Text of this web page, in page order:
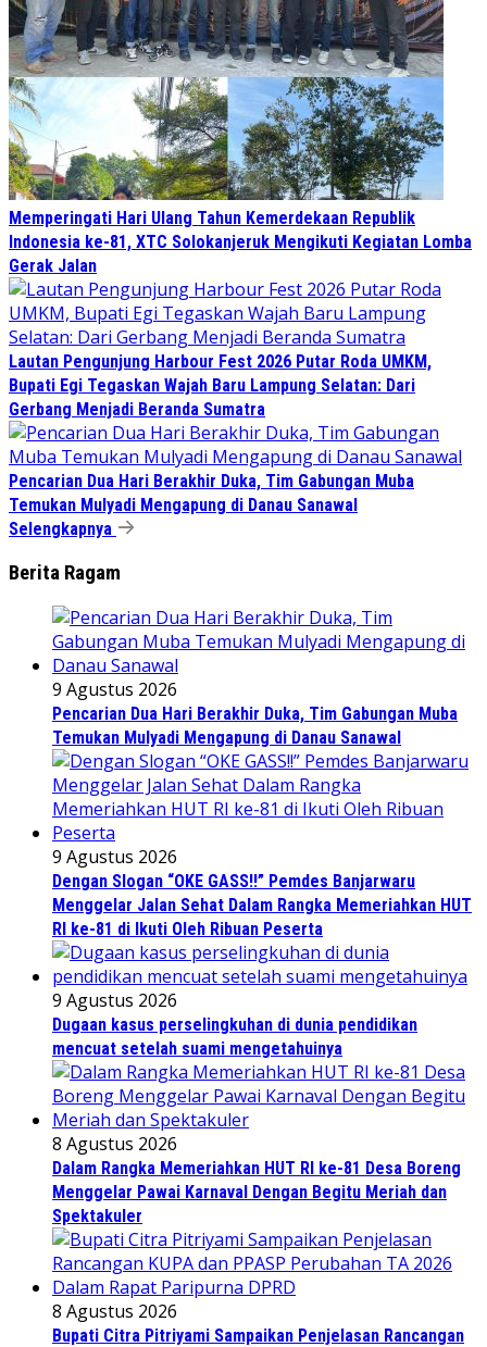
Memperingati Hari Ulang Tahun Kemerdekaan Republik
Indonesia ke-81, XTC Solokanjeruk Mengikuti Kegiatan Lomba
Gerak Jalan
Lautan Pengunjung Harbour Fest 2026 Putar Roda UMKM,
Bupati Egi Tegaskan Wajah Baru Lampung Selatan: Dari
Gerbang Menjadi Beranda Sumatra
Pencarian Dua Hari Berakhir Duka, Tim Gabungan Muba
Temukan Mulyadi Mengapung di Danau Sanawal
Selengkapnya
Berita Ragam
9 Agustus 2026
Pencarian Dua Hari Berakhir Duka, Tim Gabungan Muba
Temukan Mulyadi Mengapung di Danau Sanawal
9 Agustus 2026
Dengan Slogan “OKE GASS!!” Pemdes Banjarwaru
Menggelar Jalan Sehat Dalam Rangka Memeriahkan HUT
RI ke-81 di Ikuti Oleh Ribuan Peserta
9 Agustus 2026
Dugaan kasus perselingkuhan di dunia pendidikan
mencuat setelah suami mengetahuinya
8 Agustus 2026
Dalam Rangka Memeriahkan HUT RI ke-81 Desa Boreng
Menggelar Pawai Karnaval Dengan Begitu Meriah dan
Spektakuler
8 Agustus 2026
Bupati Citra Pitriyami Sampaikan Penjelasan Rancangan